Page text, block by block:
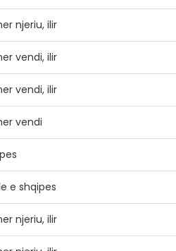
njeriu, ilir
vendi, ilir
vendi, ilir
vendi
e shqipes
njeriu, ilir